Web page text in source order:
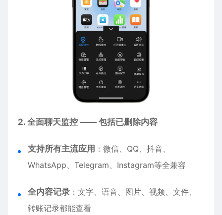
2. 全面聊天监控 —— 包括已删除内容
支持所有主流应用 ：微信、QQ、抖音、
WhatsApp、Telegram、Instagram等全兼容
全内容记录 ：文字、语音、图片、视频、文件、
转账记录都能查看